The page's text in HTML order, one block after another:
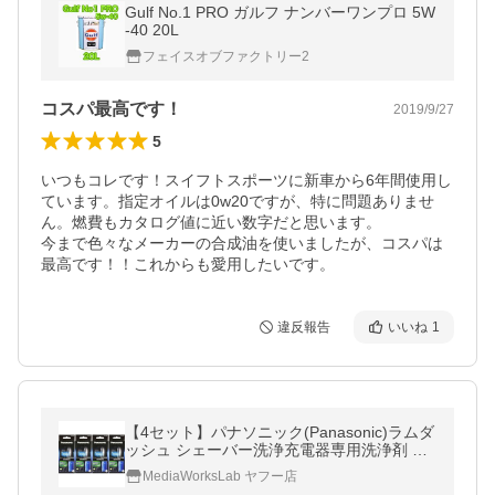
Gulf No.1 PRO ガルフ ナンバーワンプロ 5W
-40 20L
フェイスオブファクトリー2
コスパ最高です！ 2019/9/27
5
いつもコレです！スイフトスポーツに新車から6年間使用し
ています。指定オイルは0w20ですが、特に問題ありませ
ん。燃費もカタログ値に近い数字だと思います。
今まで色々なメーカーの合成油を使いましたが、コスパは
最高です！！これからも愛用したいです。
違反報告 いいね 1
【4セット】パナソニック(Panasonic)ラムダ
ッシュ シェーバー洗浄充電器専用洗浄剤 お
徳用パック ポイント消化 4000円以下 ES-4L
03-4SET
MediaWorksLab ヤフー店